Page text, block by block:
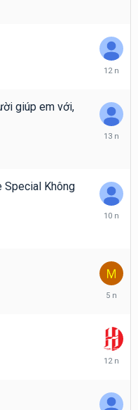
Tháng
2013
giúp em với,
Tháng
Special Không
Tháng
Tháng
2021
Tháng
2013